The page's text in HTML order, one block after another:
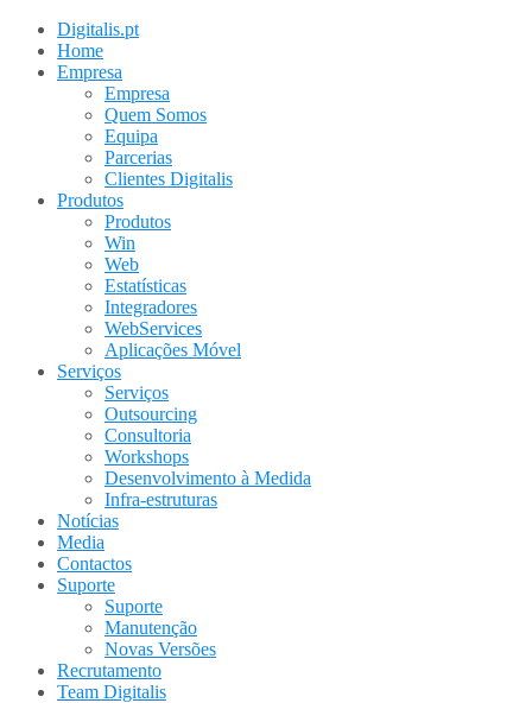
Digitalis.pt
Home
Empresa
Empresa
Quem Somos
Equipa
Parcerias
Clientes Digitalis
Produtos
Produtos
Win
Web
Estatísticas
Integradores
WebServices
Aplicações Móvel
Serviços
Serviços
Outsourcing
Consultoria
Workshops
Desenvolvimento à Medida
Infra-estruturas
Notícias
Media
Contactos
Suporte
Suporte
Manutenção
Novas Versões
Recrutamento
Team Digitalis